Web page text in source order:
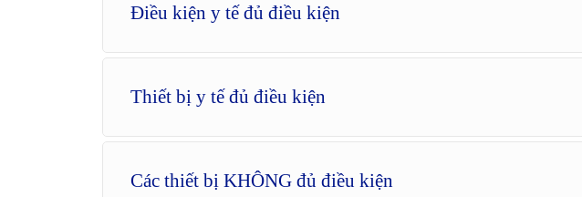
Điều kiện y tế đủ điều kiện
Thiết bị y tế đủ điều kiện
Các thiết bị KHÔNG đủ điều kiện